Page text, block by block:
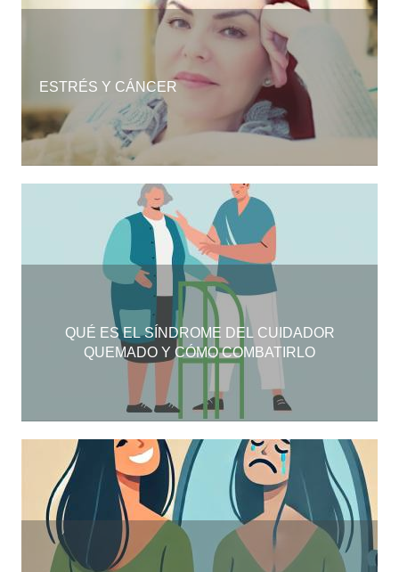
ESTRÉS Y CÁNCER
QUÉ ES EL SÍNDROME DEL CUIDADOR
QUEMADO Y CÓMO COMBATIRLO